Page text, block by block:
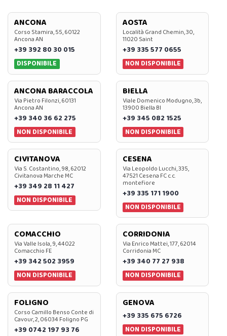
ANCONA
Corso Stamira, 55, 60122
Ancona AN
+39 392 80 30 015
DISPONIBILE
AOSTA
Località Grand Chemin, 30,
11020 Saint
+39 335 577 0655
NON DISPONIBILE
ANCONA BARACCOLA
Via Pietro Filonzi, 60131
Ancona AN
+39 340 36 62 275
NON DISPONIBILE
BIELLA
Viale Domenico Modugno, 3b,
13900 Biella BI
+39 345 082 1525
NON DISPONIBILE
CIVITANOVA
Via S. Costantino, 98, 62012
Civitanova Marche MC
+39 349 28 11 427
NON DISPONIBILE
CESENA
Via Leopoldo Lucchi, 335,
47521 Cesena FC c.c.
montefiore
+39 335 171 1900
NON DISPONIBILE
COMACCHIO
Via Valle Isola, 9, 44022
Comacchio FE
+39 342 502 3959
NON DISPONIBILE
CORRIDONIA
Via Enrico Mattei, 177, 62014
Corridonia MC
+39 340 77 27 938
NON DISPONIBILE
FOLIGNO
Corso Camillo Benso Conte di
Cavour, 2, 06034 Foligno PG
+39 0742 197 93 76
GENOVA
+39 335 675 6726
NON DISPONIBILE